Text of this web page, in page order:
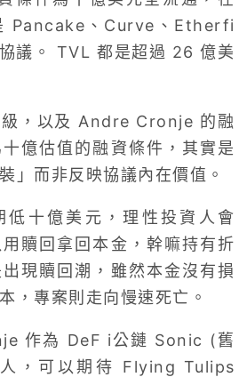
Pancake、Curve、Etherfi
議。 TVL 都是超過 26 億美
，以及 Andre Cronje 的融
億估值的融資條件，其實是
」而非反映協議內在價值。
十億美元，理性投資人會
贖回拿回本金，幹嘛持有折
現贖回潮，雖然本金沒有損
，專案則走向慢速死亡。
作為 DeF i公鏈 Sonic (舊
，可以期待 Flying Tulips